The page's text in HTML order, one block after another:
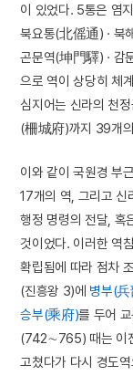
이 있었다. 5통은 염
북요통(北傜通) · 북
곤문역(坤門驛) · 감
으로 역이 상당히 체
심지어는 신라의 천
(柵城府)까지 39개
이와 같이 국원경 부
17개의 역, 그리고 신
행정 명령의 전달, 혹
것이었다. 이러한 역
확립됨에 따라 점차
(진흥왕 3)에 병부(
승부(乘府)를 두어
(742∼765) 때는 이
고쳤다가 다시 경도